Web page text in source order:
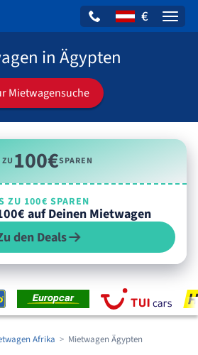
€
in Ägypten
Mietwagensuche
100€SPAREN
ZU 100€ SPAREN
auf Deinen Mietwagen
den Deals
Afrika Mietwagen Ägypten